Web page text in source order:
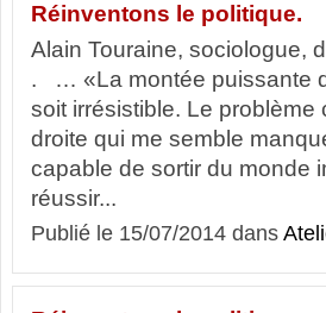
Réinventons le politique.
Alain Touraine, sociologue,
. … «La montée puissante
soit irrésistible. Le
droite qui me semble
capable de sortir du monde
réussir...
Publié le 15/07/2014 dans